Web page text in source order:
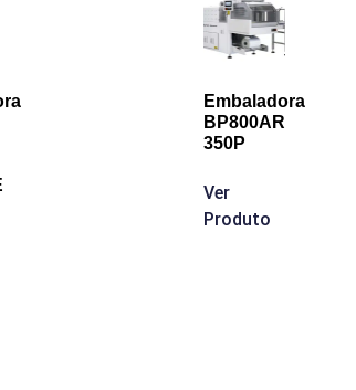
Embaladora
BP800AR
350P
Ver
Produto